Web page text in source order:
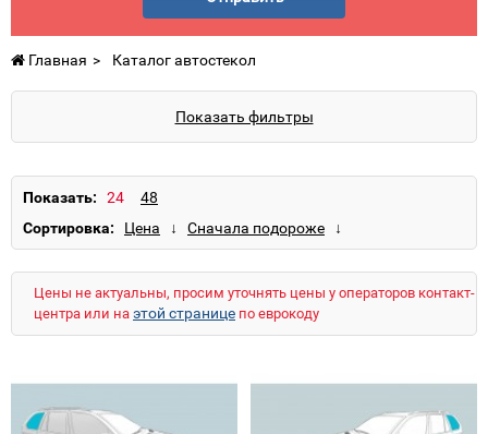
Главная Каталог автостекол
Показать фильтры
Показать:
Сортировка:
Цены не актуальны, просим уточнять цены у операторов контакт-
центра или на этой странице по еврокоду